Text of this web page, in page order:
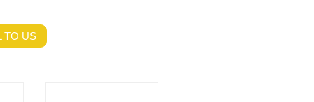
TO US